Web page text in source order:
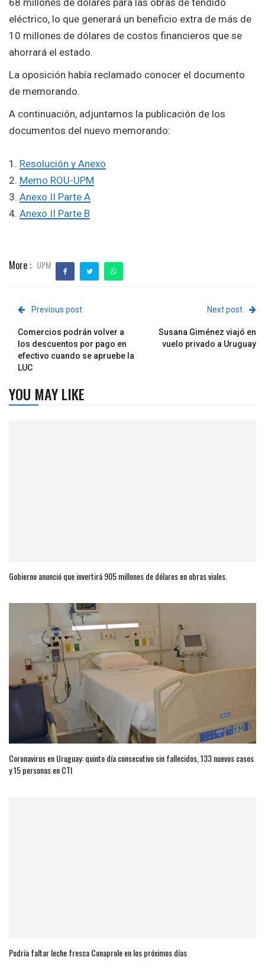
68 millones de dólares para las obras de tendido
eléctrico, lo que generará un beneficio extra de más de
10 millones de dólares de costos financieros que se
ahorrará el estado.
La oposición había reclamado conocer el documento
de memorando.
A continuación, adjuntamos la publicación de los
documentos del nuevo memorando:
1. Resolución y Anexo
2. Memo ROU-UPM
3. Anexo II Parte A
4. Anexo II Parte B
More : UPM
Previous post
Comercios podrán volver a
los descuentos por pago en
efectivo cuando se apruebe la
LUC
Next post
Susana Giménez viajó en
vuelo privado a Uruguay
YOU MAY LIKE
Gobierno anunció que invertirá 905 millones de dólares en obras viales.
Coronavirus en Uruguay: quinto día consecutivo sin fallecidos, 133 nuevos casos
y 15 personas en CTI
Podría faltar leche fresca Conaprole en los próximos días